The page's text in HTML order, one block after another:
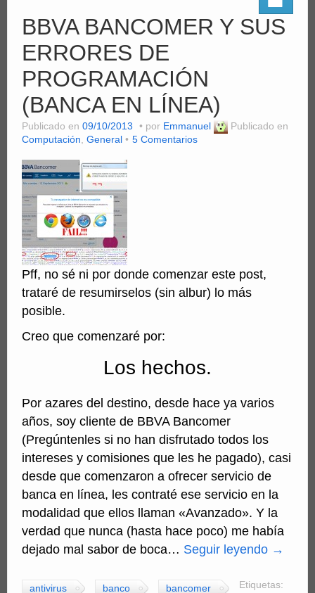
BBVA BANCOMER Y SUS
ERRORES DE
PROGRAMACIÓN
(BANCA EN LÍNEA)
Publicado en 09/10/2013 por Emmanuel
Publicado en
Computación General 5 Comentarios
Pff, no sé ni por donde comenzar este post,
trataré de resumirselos (sin albur) lo más
posible.
Creo que comenzaré por:
Los hechos.
Por azares del destino, desde hace ya varios
años, soy cliente de BBVA Bancomer
(Pregúntenles si no han disfrutado todos los
intereses y comisiones que les he pagado), casi
desde que comenzaron a ofrecer servicio de
banca en línea, les contraté ese servicio en la
modalidad que ellos llaman «Avanzado». Y la
verdad que nunca (hasta hace poco) me había
dejado mal sabor de boca… Seguir leyendo →
Etiquetas:
antivirus banco bancomer